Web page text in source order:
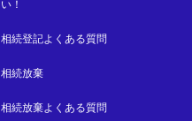
い！
相続登記よくある質問
相続放棄
相続放棄よくある質問